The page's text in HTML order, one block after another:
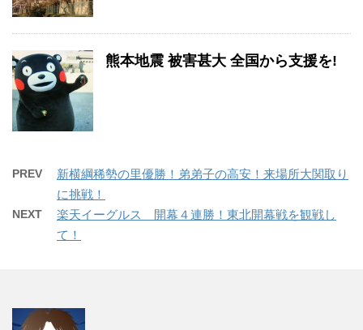
熊本地震 被害甚大 全国から支援を!
PREV
新横綱稀勢の里優勝！弟弟子の高安！来場所大関取り
に挑戦！
NEXT
楽天イーグルス 開幕４連勝！東北開幕戦を観戦し
て！